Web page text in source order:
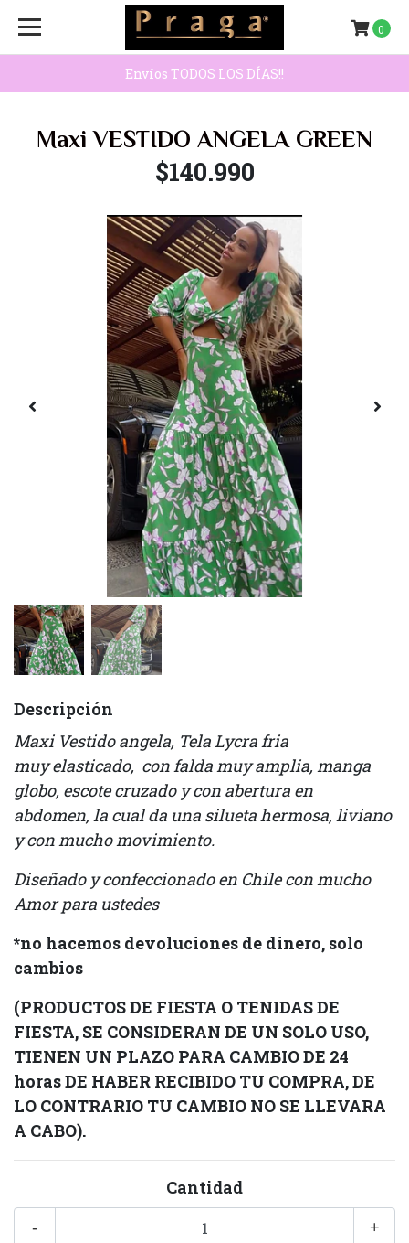
Envíos TODOS LOS DÍAS!!
0
Maxi VESTIDO ANGELA GREEN
$140.990
Descripción
Maxi Vestido angela, Tela Lycra fria
muy elasticado, con falda muy amplia, manga
globo, escote cruzado y con abertura en
abdomen, la cual da una silueta hermosa, liviano
y con mucho movimiento.
Diseñado y confeccionado en Chile con mucho
Amor para ustedes
*no hacemos devoluciones de dinero, solo
cambios
(PRODUCTOS DE FIESTA O TENIDAS DE
FIESTA, SE CONSIDERAN DE UN SOLO USO,
TIENEN UN PLAZO PARA CAMBIO DE 24
horas DE HABER RECIBIDO TU COMPRA, DE
LO CONTRARIO TU CAMBIO NO SE LLEVARA
A CABO).
Cantidad
+
-